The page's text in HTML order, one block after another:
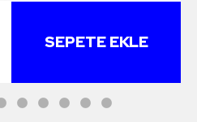
SEPETE EKLE